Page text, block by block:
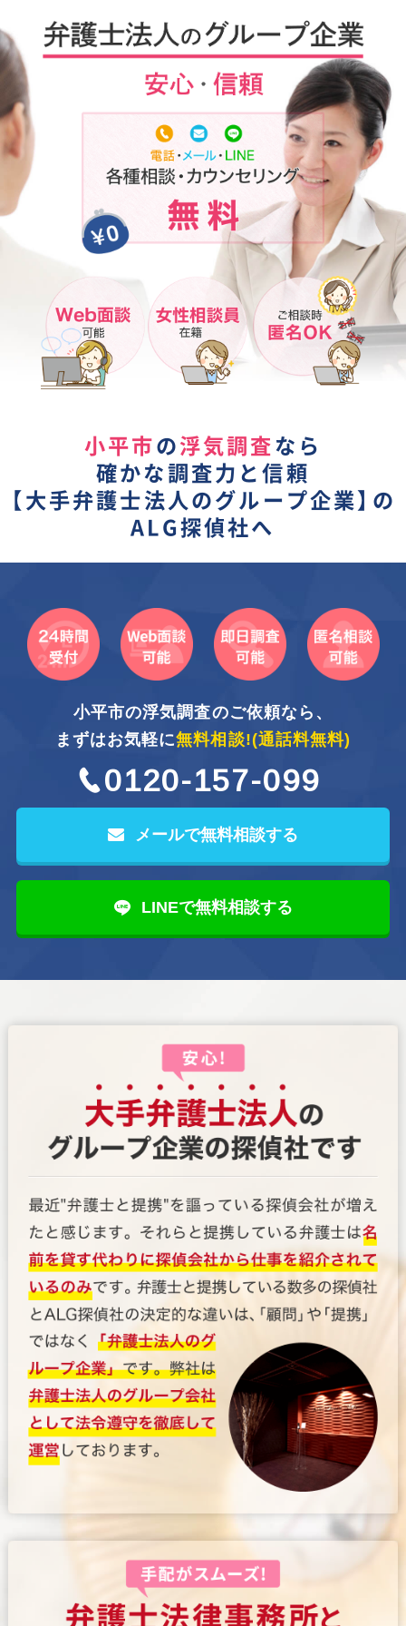
小平市 の 浮気調査 なら
確かな調査力と信頼
【 大手弁護士法人のグループ企業】の
ALG探偵社へ
小平市の浮気調査のご依頼なら、
まずはお気軽に無料相談!(通話料無料)
0120-157-099
メールで無料相談する
LINEで無料相談する